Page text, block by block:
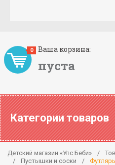
Ваша корзина:
пуста
0
Категории товаров
Детский магазин «Упс Беби»
Пустышки и соски